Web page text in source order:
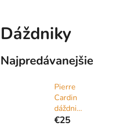
Dáždniky
Najpredávanejšie
Pierre
Cardin
dáždnik
skladací
€25